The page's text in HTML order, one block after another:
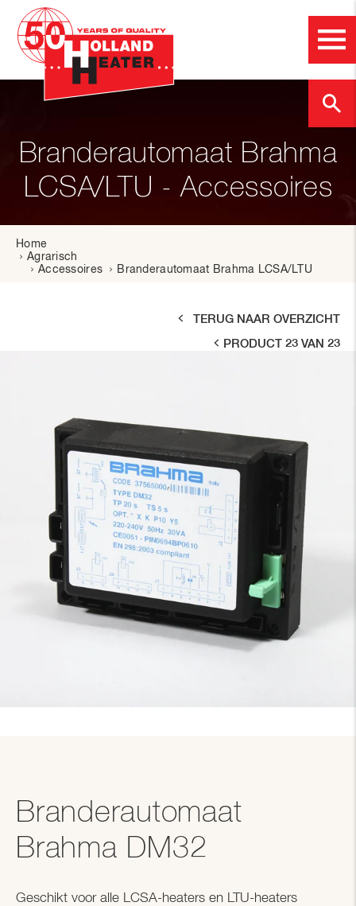
Branderautomaat Brahma
LCSA/LTU - Accessoires
Home
Agrarisch
Accessoires
Branderautomaat Brahma LCSA/LTU
TERUG NAAR OVERZICHT
PRODUCT 23 VAN 23
Branderautomaat
Brahma DM32
Geschikt voor alle LCSA-heaters en LTU-heaters